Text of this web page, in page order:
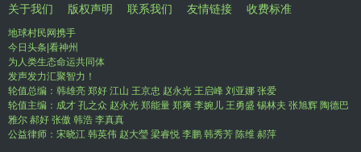
关于我们 版权声明 联系我们 友情链接 收费标准
地球村民网携手
今日头条|看神州
为人类生态命运共同体
发声发力汇聚智力！
轮值总编：韩雄亮 郑好 江山 王京忠 赵永光 王启峰 刘亚娜 张爱
轮值主编：成才 孔之众 赵永光 郑能量 郑爽 李婉儿 王勇盛 锡林夫 张旭辉 陶德巴
雅尔 郝好 张傲 韩浩 李真真
公益律师：宋晓江 韩英伟 赵大瑩 梁睿悦 李鹏 韩秀芳 陈维 郝萍